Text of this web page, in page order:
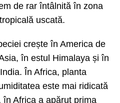
de rar întâlnită în zona
uscată.
crește în America de
în estul Himalaya și în
În Africa, planta
este mai ridicată
Africa a apărut prima